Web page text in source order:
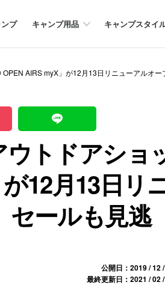
プ キャンプ用品 キャンプスタイ
AIRS myX」が12月13日リニューアルオ
ウトドアショ
12月13日リ
セールも見逃
公開日：2019 / 12
最終更新日：2021 / 02